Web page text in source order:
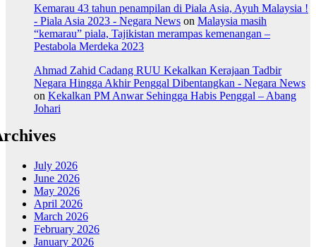
Kemarau 43 tahun penampilan di Piala Asia, Ayuh Malaysia !
- Piala Asia 2023 - Negara News on Malaysia masih
“kemarau” piala, Tajikistan merampas kemenangan –
Pestabola Merdeka 2023
Ahmad Zahid Cadang RUU Kekalkan Kerajaan Tadbir
Negara Hingga Akhir Penggal Dibentangkan - Negara News
on Kekalkan PM Anwar Sehingga Habis Penggal – Abang
Johari
July 2026
June 2026
May 2026
April 2026
March 2026
February 2026
January 2026